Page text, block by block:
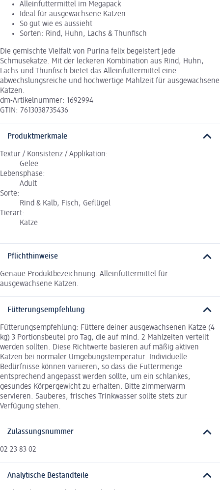
Alleinfuttermittel im Megapack
Ideal für ausgewachsene Katzen
So gut wie es aussieht
Sorten: Rind, Huhn, Lachs & Thunfisch
Die gemischte Vielfalt von Purina felix begeistert jede
Schmusekatze. Mit der leckeren Kombination aus Rind, Huhn,
Lachs und Thunfisch bietet das Alleinfuttermittel eine
abwechslungsreiche und hochwertige Mahlzeit für ausgewachsene
Katzen.
dm-Artikelnummer: 1692994
GTIN: 7613038735436
Produktmerkmale
Textur / Konsistenz / Applikation:
Gelee
Lebensphase:
Adult
Sorte:
Rind & Kalb, Fisch, Geflügel
Tierart:
Katze
Pflichthinweise
Genaue Produktbezeichnung: Alleinfuttermittel für
ausgewachsene Katzen.
Fütterungsempfehlung
Fütterungsempfehlung: Füttere deiner ausgewachsenen Katze (4
kg) 3 Portionsbeutel pro Tag, die auf mind. 2 Mahlzeiten verteilt
werden sollten. Diese Richtwerte basieren auf mäßig aktiven
Katzen bei normaler Umgebungstemperatur. Individuelle
Bedürfnisse können variieren, so dass die Futtermenge
entsprechend angepasst werden sollte, um ein schlankes,
gesundes Körpergewicht zu erhalten. Bitte zimmerwarm
servieren. Sauberes, frisches Trinkwasser sollte stets zur
Verfügung stehen.
Zulassungsnummer
02 23 83 02
Analytische Bestandteile